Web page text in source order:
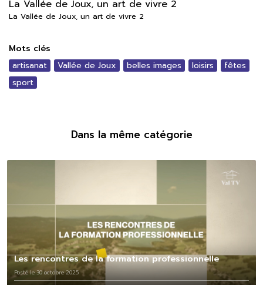
La Vallée de Joux, un art de vivre 2
La Vallée de Joux, un art de vivre 2
Mots clés
artisanat Vallée de Joux belles images loisirs
fêtes
sport
Dans la même catégorie
Les rencontres de la formation professionnelle
Posté le 30 octobre 2025